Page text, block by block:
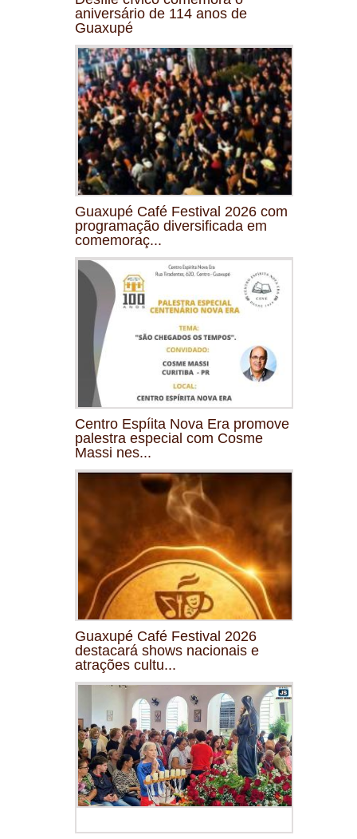
aniversário de 114 anos de
Guaxupé
Guaxupé Café Festival 2026 com
programação diversificada em
comemoraç...
Centro Espíita Nova Era promove
palestra especial com Cosme
Massi nes...
Guaxupé Café Festival 2026
destacará shows nacionais e
atrações cultu...